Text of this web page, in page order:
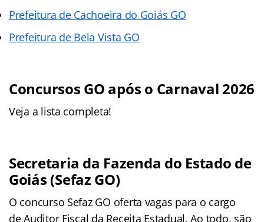
Prefeitura de Cachoeira do Goiás GO
Prefeitura de Bela Vista GO
Concursos GO após o Carnaval 2026
Veja a lista completa!
Secretaria da Fazenda do Estado de
Goiás (Sefaz GO)
O concurso Sefaz GO oferta vagas para o cargo
de Auditor Fiscal da Receita Estadual. Ao todo, são